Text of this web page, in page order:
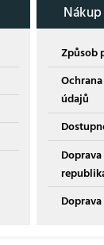
Způsob
údajů